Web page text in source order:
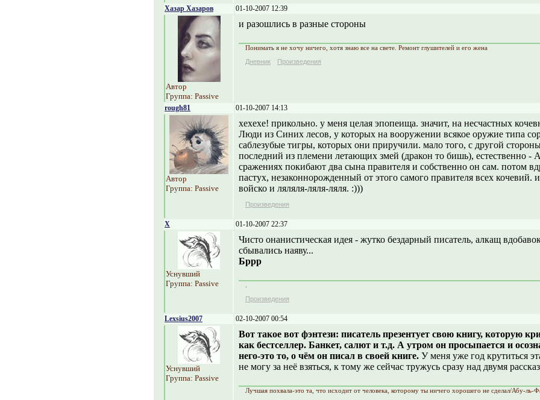
Хазар Хазаров 01-10-2007 12:39
Автор
Группа: Passive
и разошлись в разные стороны
Понимать я не хочу ничего, хотя знаю все на свете. Ремонт глушителей и его жена
Дневник
Произведения
rough81 01-10-2007 14:13
Автор
Группа: Passive
хехехе! прикольно. у меня целая эпопеища. значит, на несчастных
Люди из Синих лесов, у которых на вооружении всякое оружие типа
саблезубые тигры, которых они приручили. мало того, с другой
последний из племени летающих змей (дракон то бишь), естественно -
сражениях покибают два сына правителя и собственно он сам. потом
пастух, незаконнорожденный от этого самого правителя всех кочевий.
войско и ляляля-ляля-ляля. :)))
Произведения
X 01-10-2007 22:37
Уснувший
Группа: Passive
Чисто онанистическая идея - жутко бездарный писатель, алкащ
сбывались наяву...
Бррр
Произведения
Lexsius2007 02-10-2007 00:54
Уснувший
Группа: Passive
Вот такое вот фэнтези: писатель презентует свою книгу, которую
как бестселлер. Банкет, салют и т.д. А утром он просыпается и
него-это то, о чём он писал в своей книге. У меня уже год крутиться
не могу за неё взяться, к тому же сейчас тружусь сразу над двумя
Лучшая похвала-это та, что исходит от человека, которому ты ничего хорошего не сделал/Абу-ль-